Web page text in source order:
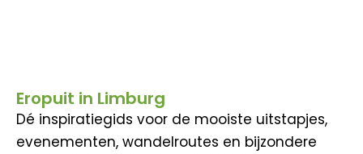
Eropuit in Limburg
Dé inspiratiegids voor de mooiste uitstapjes,
evenementen, wandelroutes en bijzondere